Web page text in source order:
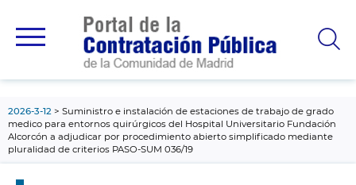
principal
2026-3-12
Suministro e instalación de estaciones de trabajo de grado
medico para entornos quirúrgicos del Hospital Universitario Fundación
Alcorcón a adjudicar por procedimiento abierto simplificado mediante
pluralidad de criterios PASO-SUM 036/19